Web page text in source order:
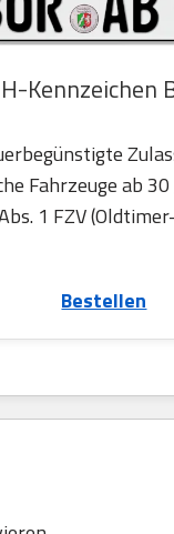
H-Kennzeichen
Fahrzeuge ab
1 FZV
Bestellen